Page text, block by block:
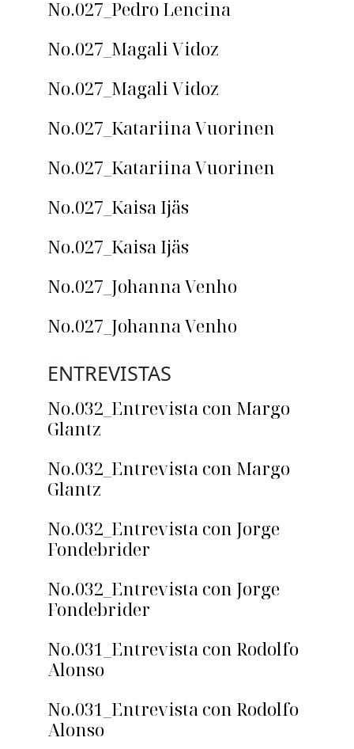
No.027_Pedro Lencina
No.027_Magali Vidoz
No.027_Magali Vidoz
No.027_Katariina Vuorinen
No.027_Katariina Vuorinen
No.027_Kaisa Ijäs
No.027_Kaisa Ijäs
No.027_Johanna Venho
No.027_Johanna Venho
ENTREVISTAS
No.032_Entrevista con Margo
Glantz
No.032_Entrevista con Margo
Glantz
No.032_Entrevista con Jorge
Fondebrider
No.032_Entrevista con Jorge
Fondebrider
No.031_Entrevista con Rodolfo
Alonso
No.031_Entrevista con Rodolfo
Alonso